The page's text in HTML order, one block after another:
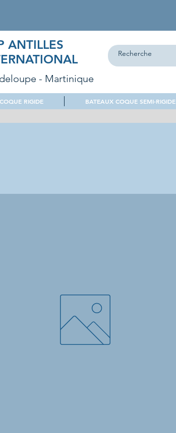
ANTILLES
- Martinique
RIGIDE BATEAUX COQUE SEMI-RIGIDE